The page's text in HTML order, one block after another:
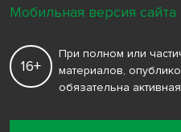
16+
При полном или
материалов,
обязательна
Мобильная версия сайта